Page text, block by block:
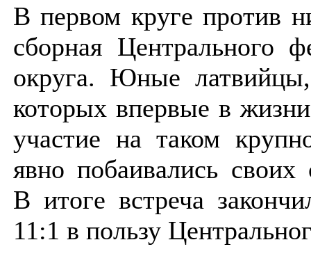
В первом круге против
сборная Центрального
округа. Юные
которых впервые в
участие на таком
явно побаивались своих
В итоге встреча
11:1 в пользу